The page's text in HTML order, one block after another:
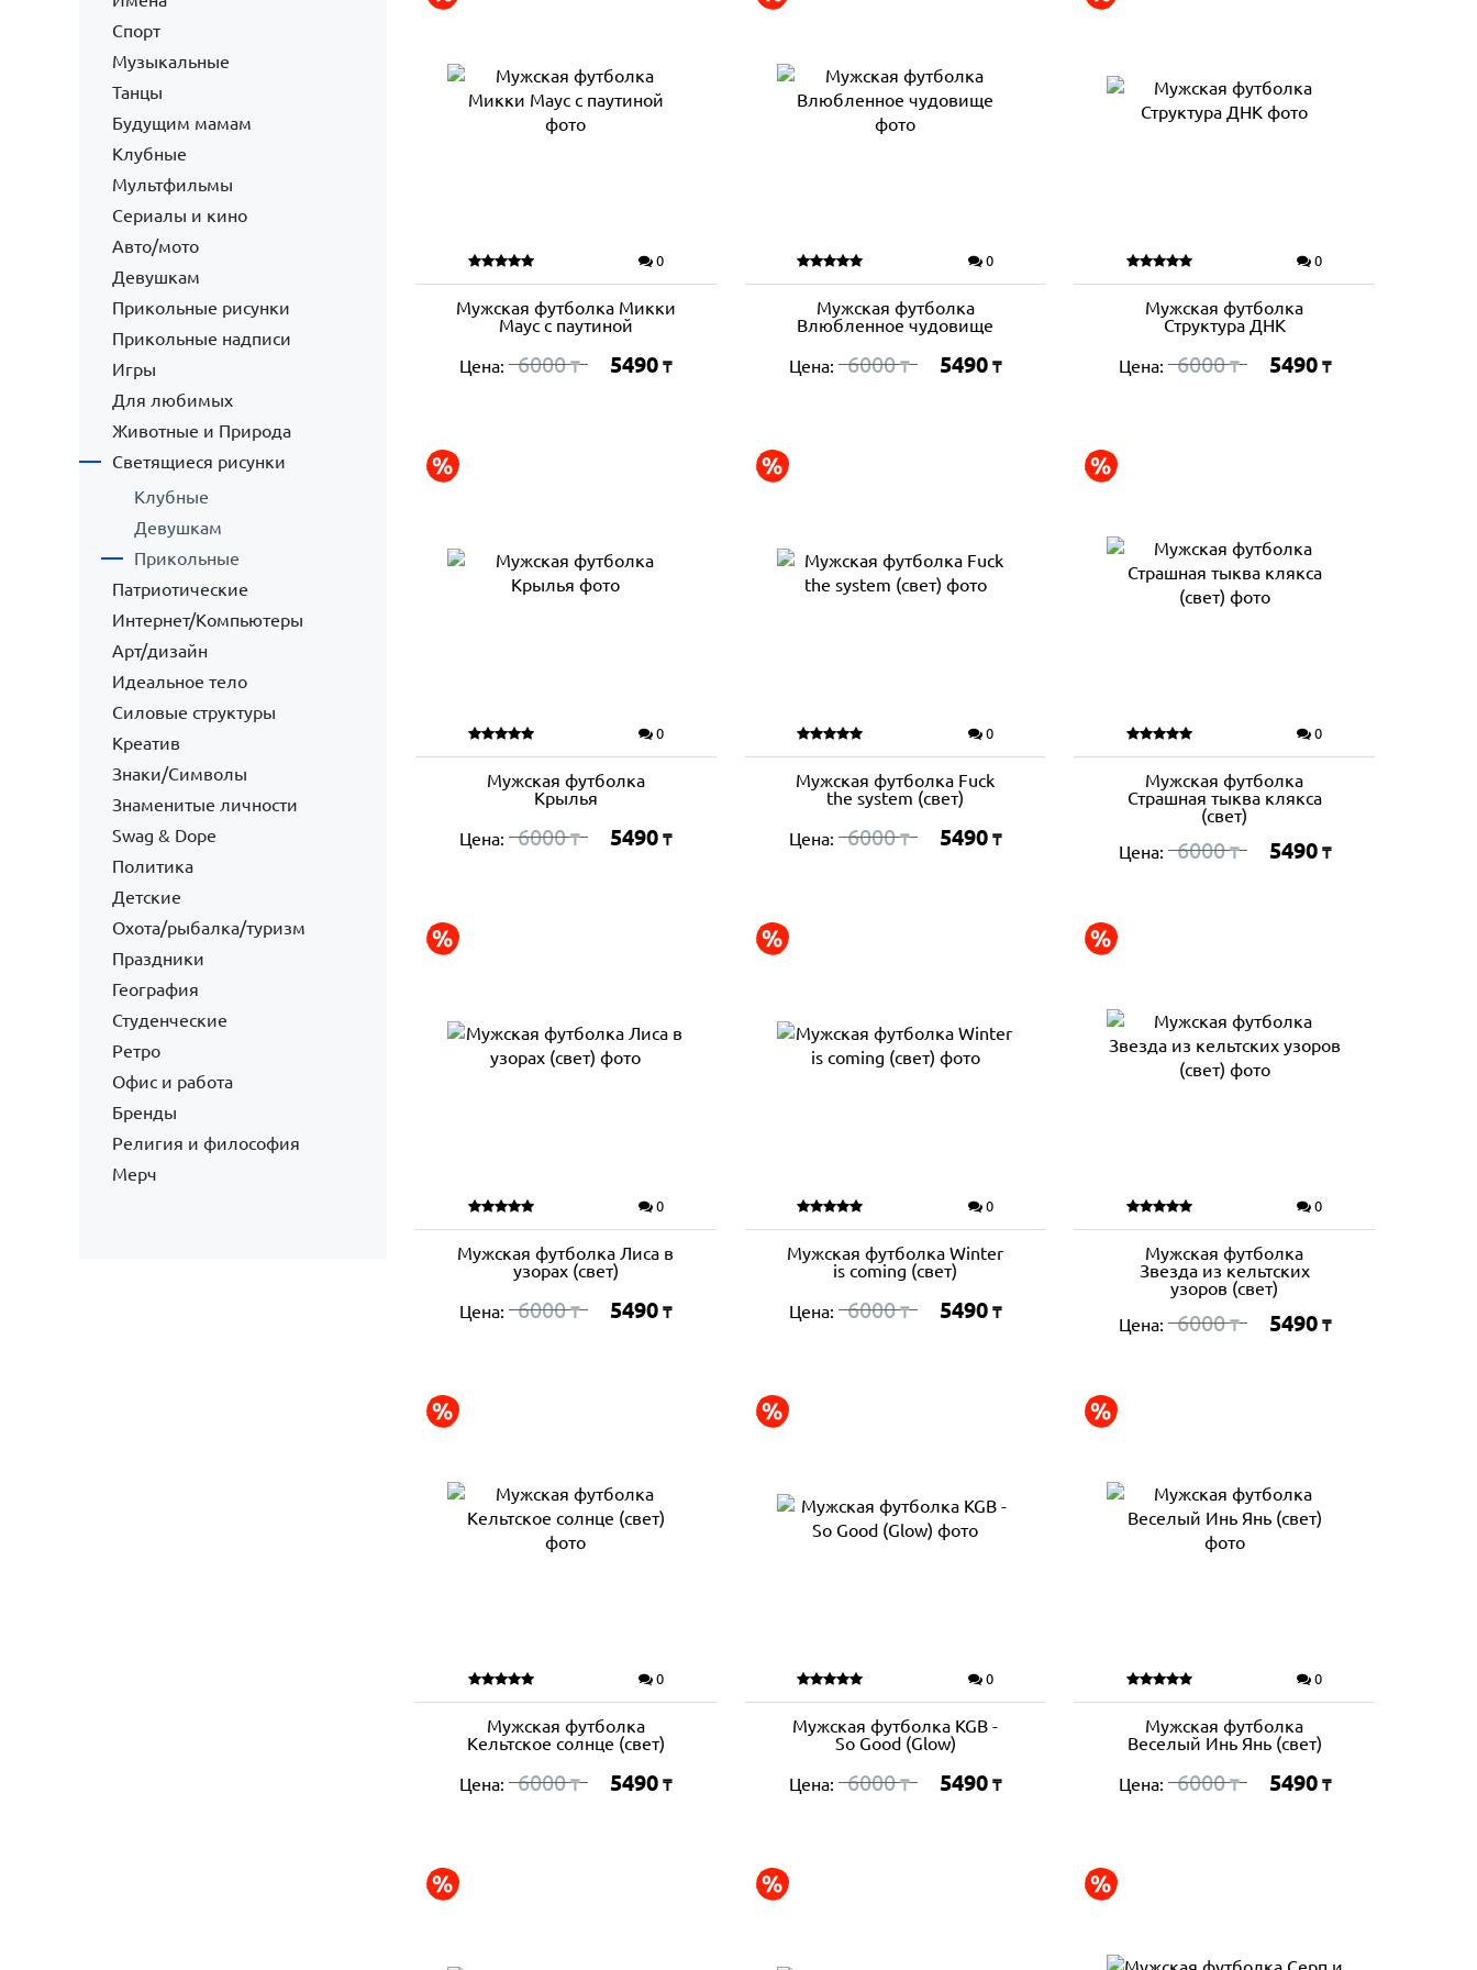
Спорт
Музыкальные
Танцы
Будущим мамам
Клубные
Мультфильмы
Сериалы и кино
Авто/мото
Девушкам
Прикольные рисунки
Прикольные надписи
Игры
Для любимых
Животные и Природа
Светящиеся рисунки
Клубные
Девушкам
Прикольные
Патриотические
Интернет/Компьютеры
Арт/дизайн
Идеальное тело
Силовые структуры
Креатив
Знаки/Символы
Знаменитые личности
Swag & Dope
Политика
Детские
Охота/рыбалка/туризм
Праздники
География
Студенческие
Ретро
Офис и работа
Бренды
Религия и философия
Мерч
0
Мужская футболка Микки
Маус с паутиной
Цена: 6000₸ 5490 ₸
0
Мужская футболка
Влюбленное чудовище
Цена: 6000₸ 5490 ₸
0
Мужская футболка
Структура ДНК
Цена: 6000₸ 5490 ₸
0
Мужская футболка
Крылья
Цена: 6000₸ 5490 ₸
0
Мужская футболка Fuck
the system (свет)
Цена: 6000₸ 5490 ₸
0
Мужская футболка
Страшная тыква клякса
(свет)
Цена:
6000₸ 5490 ₸
0
Мужская футболка Лиса в
узорах (свет)
Цена: 6000₸ 5490 ₸
0
Мужская футболка Winter
is coming (свет)
Цена: 6000₸ 5490 ₸
0
Мужская футболка
Звезда из кельтских
узоров (свет)
Цена:
6000₸ 5490 ₸
0
Мужская футболка
Кельтское солнце (свет)
Цена: 6000₸ 5490 ₸
0
Мужская футболка KGB -
So Good (Glow)
Цена: 6000₸ 5490 ₸
0
Мужская футболка
Веселый Инь Янь (свет)
Цена: 6000₸ 5490 ₸